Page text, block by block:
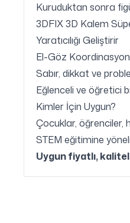
Kuruduktan sonra
3DFIX 3D Kalem
Yaratıcılığı Geliştirir
El-Göz
Sabır, dikkat ve
Eğlenceli ve öğretici
Kimler İçin Uygun?
Çocuklar, öğrenciler,
STEM eğitimine
Uygun fiyatlı,